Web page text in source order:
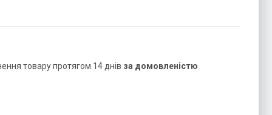
товару протягом 14 днів за домовленістю